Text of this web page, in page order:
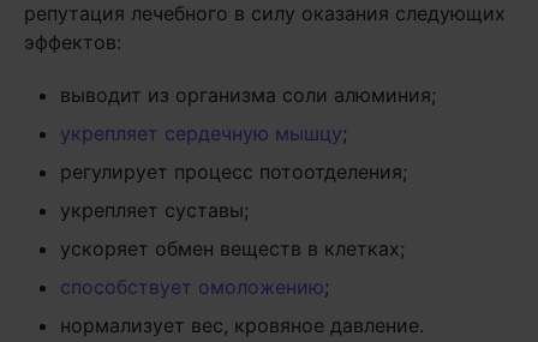
репутация лечебного в силу оказания следующих
эффектов:
выводит из организма соли алюминия;
укрепляет сердечную мышцу;
регулирует процесс потоотделения;
укрепляет суставы;
ускоряет обмен веществ в клетках;
способствует омоложению;
нормализует вес, кровяное давление.